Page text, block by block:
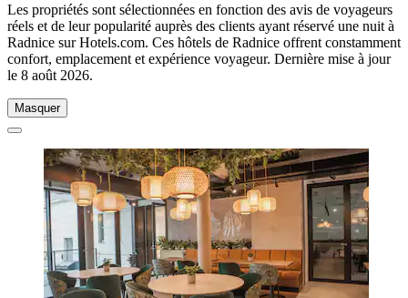
Les propriétés sont sélectionnées en fonction des avis de voyageurs
réels et de leur popularité auprès des clients ayant réservé une nuit à
Radnice sur Hotels.com. Ces hôtels de Radnice offrent constamment
confort, emplacement et expérience voyageur. Dernière mise à jour
le 8 août 2026.
Masquer